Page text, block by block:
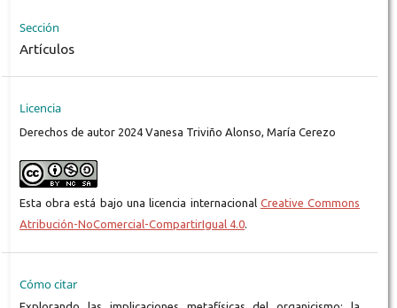
Sección
Artículos
Licencia
Derechos de autor 2024 Vanesa Triviño Alonso, María Cerezo
Esta obra está bajo una licencia internacional Creative Commons
Atribución-NoComercial-CompartirIgual 4.0.
Cómo citar